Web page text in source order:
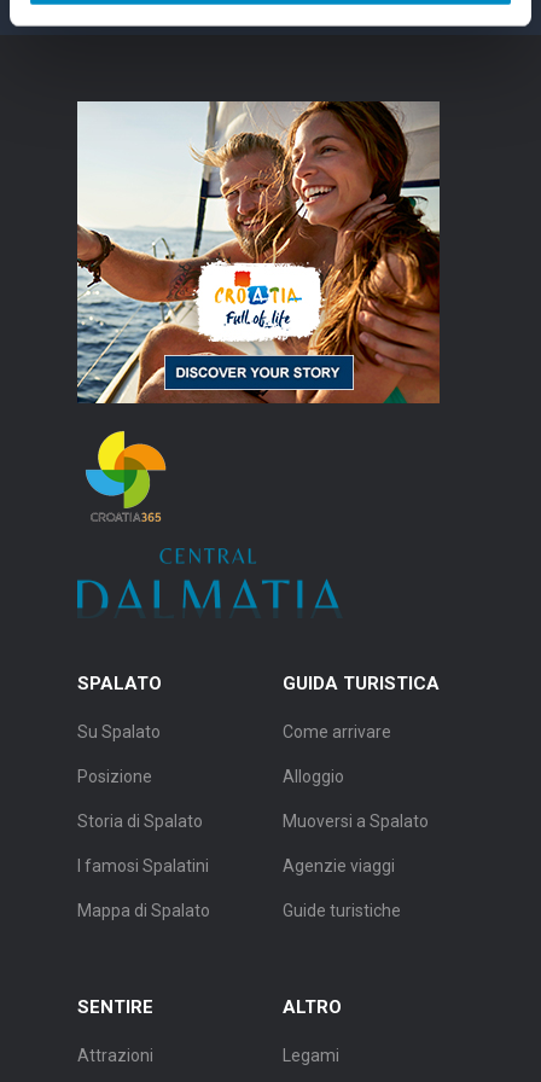
SPALATO
Su Spalato
Posizione
Storia di Spalato
I famosi Spalatini
Mappa di Spalato
GUIDA TURISTICA
Come arrivare
Alloggio
Muoversi a Spalato
Agenzie viaggi
Guide turistiche
SENTIRE
Attrazioni
ALTRO
Legami